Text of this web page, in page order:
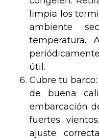
limpia los
ambiente
temperatura.
útil.
Cubre tu
de buena
embarcación
fuertes
ajuste